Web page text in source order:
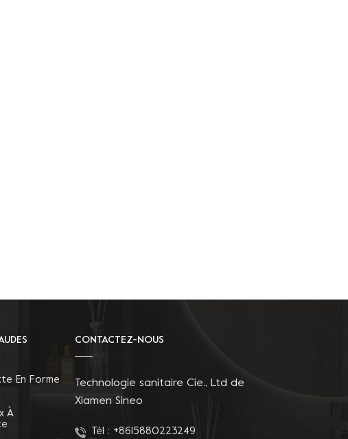
En Forme
À
CONTACTEZ-NOUS
Technologie sanitaire Cie., Ltd de
Xiamen Sineo
Tél : +8615880223249